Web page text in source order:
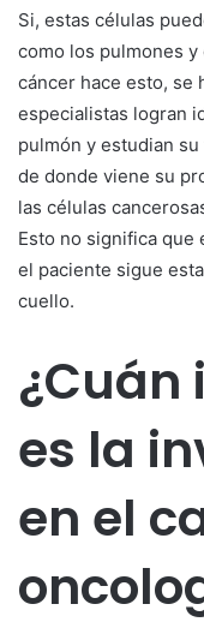
Si, estas células
como los pulmones
cáncer hace esto, se
especialistas logran
pulmón y estudian
de donde viene su
las células
Esto no significa que
el paciente sigue
cuello.
es la
en el